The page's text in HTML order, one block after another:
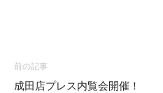
前の記事
成田店プレス内覧会開催！